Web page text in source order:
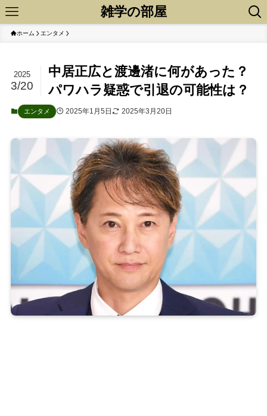
雑学の部屋
ホーム エンタメ
中居正広と渡邊渚に何があった？
パワハラ疑惑で引退の可能性は？
2025
3/20
エンタメ 2025年1月5日 2025年3月20日